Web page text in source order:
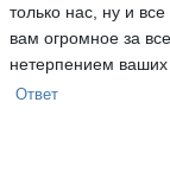
только нас, ну и
вам огромное за
нетерпением ваших
Ответ